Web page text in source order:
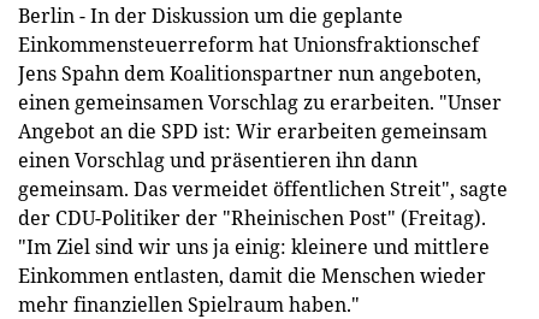
Berlin - In der Diskussion um die geplante
Einkommensteuerreform hat Unionsfraktionschef
Jens Spahn dem Koalitionspartner nun angeboten,
einen gemeinsamen Vorschlag zu erarbeiten. "Unser
Angebot an die SPD ist: Wir erarbeiten gemeinsam
einen Vorschlag und präsentieren ihn dann
gemeinsam. Das vermeidet öffentlichen Streit", sagte
der CDU-Politiker der "Rheinischen Post" (Freitag).
"Im Ziel sind wir uns ja einig: kleinere und mittlere
Einkommen entlasten, damit die Menschen wieder
mehr finanziellen Spielraum haben."